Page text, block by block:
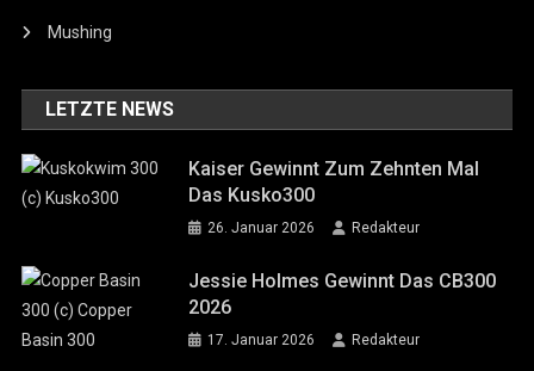
Mushing
LETZTE NEWS
Kaiser Gewinnt Zum Zehnten Mal
Das Kusko300
26. Januar 2026 Redakteur
Jessie Holmes Gewinnt Das CB300
2026
17. Januar 2026 Redakteur